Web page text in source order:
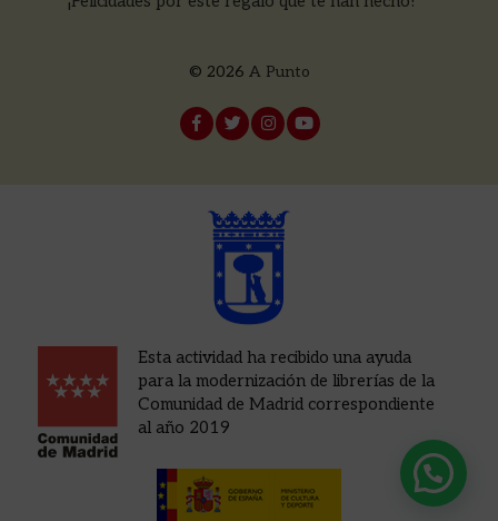
© 2026 A Punto
Esta actividad ha recibido una ayuda
para la modernización de librerías de la
Comunidad de Madrid correspondiente
al año 2019